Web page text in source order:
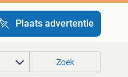
Plaats advertentie
Zoek